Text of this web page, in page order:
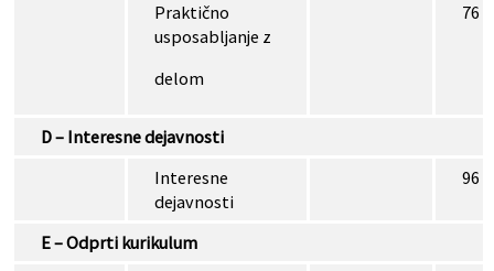
Praktično
usposabljanje z
delom
76
D – Interesne dejavnosti
Interesne
dejavnosti
96
E – Odprti kurikulum